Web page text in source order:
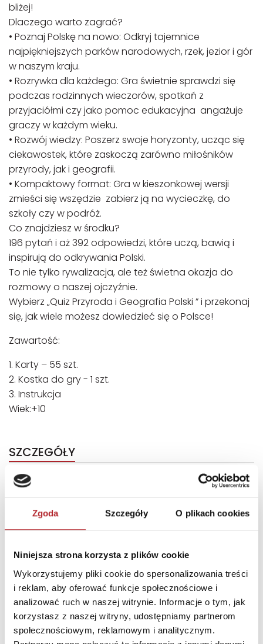
Zgoda Szczegóły O plikach cookies
Niniejsza strona korzysta z plików cookie
Wykorzystujemy pliki cookie do spersonalizowania treści
i reklam, aby oferować funkcje społecznościowe i
analizować ruch w naszej witrynie. Informacje o tym, jak
korzystasz z naszej witryny, udostępniamy partnerom
społecznościowym, reklamowym i analitycznym.
bliżej!
Dlaczego warto zagrać?
• Poznaj Polskę na nowo: Odkryj tajemnice
najpiękniejszych parków narodowych, rzek, jezior i gór
w naszym kraju.
• Rozrywka dla każdego: Gra świetnie sprawdzi się
podczas rodzinnych wieczorów, spotkań z
przyjaciółmi czy jako pomoc edukacyjna angażuje
graczy w każdym wieku.
• Rozwój wiedzy: Poszerz swoje horyzonty, ucząc się
ciekawostek, które zaskoczą zarówno miłośników
przyrody, jak i geografii.
• Kompaktowy format: Gra w kieszonkowej wersji
zmieści się wszędzie zabierz ją na wycieczkę, do
szkoły czy w podróż.
Co znajdziesz w środku?
196 pytań i aż 392 odpowiedzi, które uczą, bawią i
inspirują do odkrywania Polski.
To nie tylko rywalizacja, ale też świetna okazja do
rozmowy o naszej ojczyźnie.
Wybierz „Quiz Przyroda i Geografia Polski ” i przekonaj
się, jak wiele możesz dowiedzieć się o Polsce!
Zawartość:
1. Karty – 55 szt.
2. Kostka do gry - 1 szt.
3. Instrukcja
Wiek:+10
SZCZEGÓŁY
Producent
Kod EAN
5906018028690
Sprzedaż od
2025-02-05
Format
92x92x19 mm
Kraj produkcji
PL
Zwrot towaru
Brak prawa zwrotu